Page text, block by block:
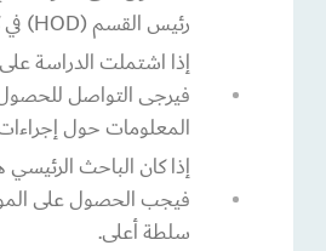
رئيس القسم (HOD) في كل موقع للدراسة.
فيرجى التواصل
المعلومات حول
إذا كان الباحث
فيجب الحصول على
سلطة أعلى.